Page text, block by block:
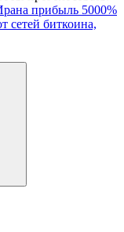
прибыль 5000%
сетей биткоина,